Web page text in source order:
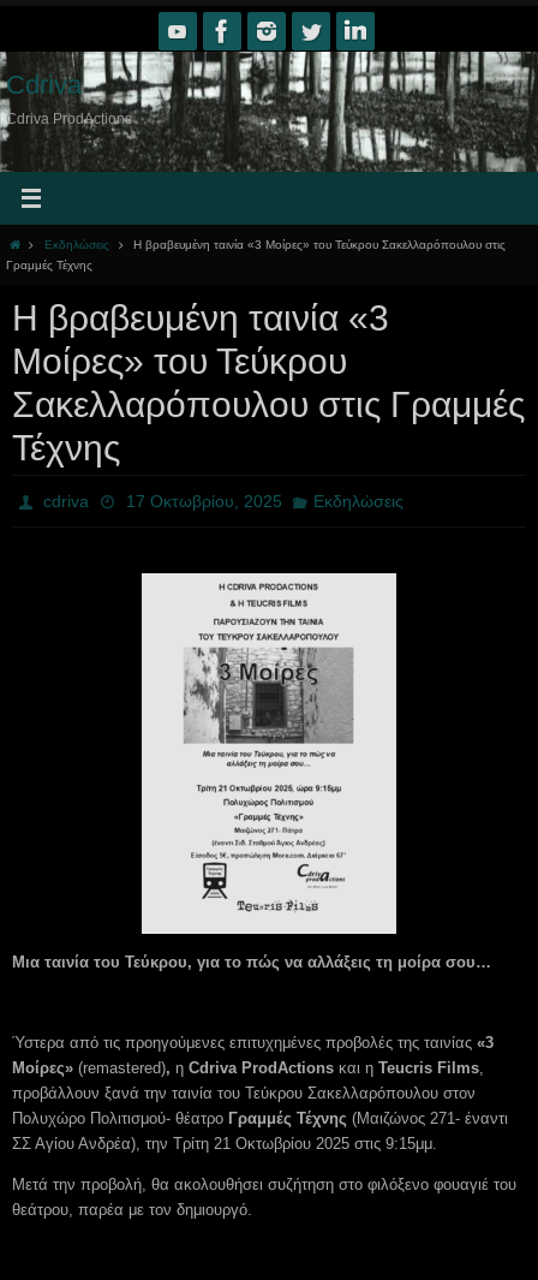
content
Cdriva
Cdriva ProdActions
HomeΕκδηλώσεις
Η βραβευμένη ταινία «3 Μοίρες» του Τεύκρου Σακελλαρόπουλου στις
Γραμμές Τέχνης
Η βραβευμένη ταινία «3
Μοίρες» του Τεύκρου
Σακελλαρόπουλου στις Γραμμές
Τέχνης
cdriva 17 Οκτωβρίου, 2025 Εκδηλώσεις
Μια ταινία του Τεύκρου, για το πώς να αλλάξεις τη μοίρα σου…
Ύστερα από τις προηγούμενες επιτυχημένες προβολές της ταινίας «3
Μοίρες» (remastered), η Cdriva ProdActions και η Teucris Films,
προβάλλουν ξανά την ταινία του Τεύκρου Σακελλαρόπουλου στον
Πολυχώρο Πολιτισμού- θέατρο Γραμμές Τέχνης (Μαιζώνος 271- έναντι
ΣΣ Αγίου Ανδρέα), την Τρίτη 21 Οκτωβρίου 2025 στις 9:15μμ.
Μετά την προβολή, θα ακολουθήσει συζήτηση στο φιλόξενο φουαγιέ του
θεάτρου, παρέα με τον δημιουργό.